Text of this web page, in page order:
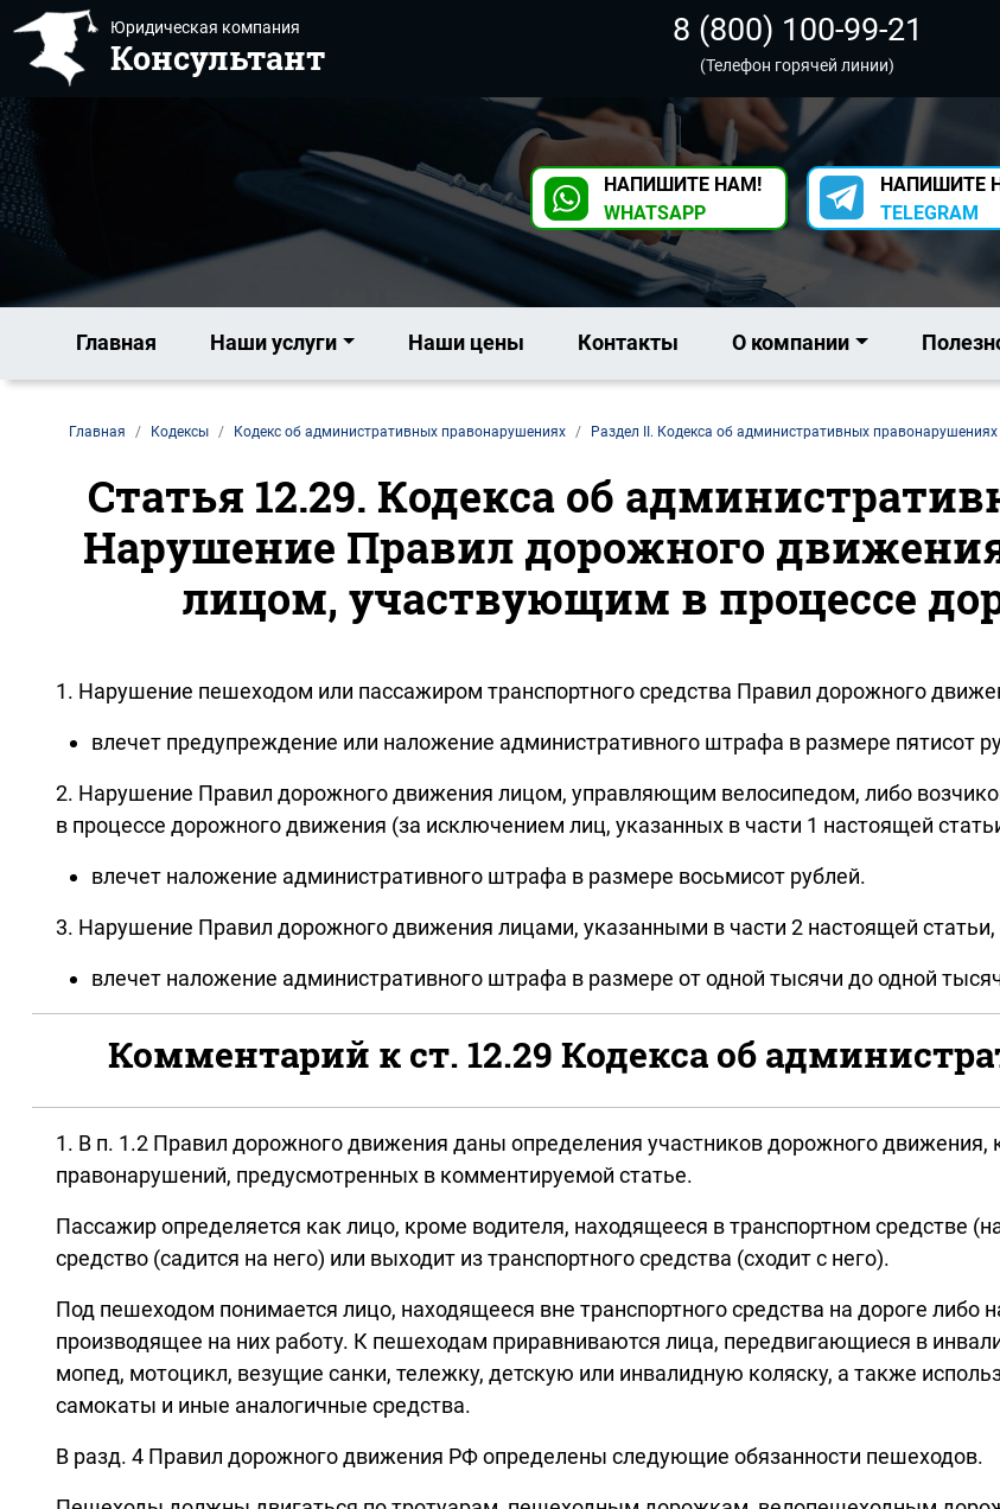
Юридическая компания
Консультант
8 (800) 100-99-21
(Телефон горячей линии)
НАПИШИТЕ НАМ!
WHATSAPP
НАПИШИТЕ
TELEGRAM
Главная Наши услуги Наши цены Контакты О компании
Главная Кодексы Кодекс об административных правонарушениях Раздел II. Кодекса об административных правонарушениях
Статья 12.29. Кодекса об
Нарушение Правил дорожного
лицом, участвующим в процессе
1. Нарушение пешеходом или пассажиром транспортного средства Правил дорожного
влечет предупреждение или наложение административного штрафа в размере пятисот
2. Нарушение Правил дорожного движения лицом, управляющим велосипедом, либо
в процессе дорожного движения (за исключением лиц, указанных в части 1 настоящей
влечет наложение административного штрафа в размере восьмисот рублей.
3. Нарушение Правил дорожного движения лицами, указанными в части 2 настоящей
влечет наложение административного штрафа в размере от одной тысячи до одной
Комментарий к ст. 12.29 Кодекса об
1. В п. 1.2 Правил дорожного движения даны определения участников дорожного
правонарушений, предусмотренных в комментируемой статье.
Пассажир определяется как лицо, кроме водителя, находящееся в транспортном средстве
средство (садится на него) или выходит из транспортного средства (сходит с него).
Под пешеходом понимается лицо, находящееся вне транспортного средства на дороге
производящее на них работу. К пешеходам приравниваются лица, передвигающиеся в
мопед, мотоцикл, везущие санки, тележку, детскую или инвалидную коляску, а также
самокаты и иные аналогичные средства.
В разд. 4 Правил дорожного движения РФ определены следующие обязанности пешеходов.